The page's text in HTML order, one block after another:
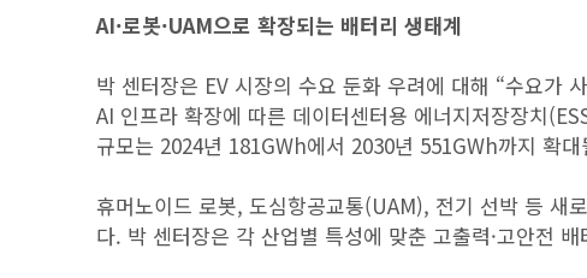
AI·로봇·UAM으로 확장되는 배터리 생태계
박 센터장은 EV 시장의 수요 둔화 우려에 대해 “수요가
AI 인프라 확장에 따른 데이터센터용 에너지저장장치
규모는 2024년 181GWh에서 2030년 551GWh까지 확
휴머노이드 로봇, 도심항공교통(UAM), 전기 선박 등 새
다. 박 센터장은 각 산업별 특성에 맞춘 고출력·고안전